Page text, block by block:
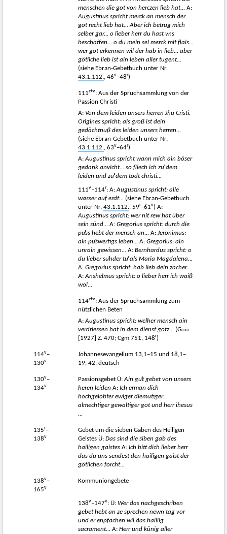
menschen die got von herczen lieb hat... A:
Augustinus spricht merck an mensch der
got recht lieb hat... Aber ich betrug mich
selber gar... o lieber herr du hast vns
beschaffen... o du mein sel merck mit flais...
wer got erkennen wil der hab in lieb... aber
götliche lieb ist ain leben aller tugent...
(siehe Ebran-Gebetbuch unter Nr.
43.1.112., 46v−48r)
111r+v: Aus der Spruchsammlung von der
Passion Christi
A: Von dem leiden unsers herren Jhu Cristi.
Origines spricht: als groß ist dein
gedächtnuß des leiden unsers herren...
(siehe Ebran-Gebetbuch unter Nr.
43.1.112., 63v−64r)
A:Augustinus spricht wann mich ain böser
gedank anvicht... so fliech ich zuͦ dem
leiden und zuͦ dem todt christi...
111v–114r: A:Augustinus spricht: alle
wasser auf erdt... (siehe Ebran-Gebetbuch
unter Nr. 43.1.112., 59r−61v) A:
Augustinus spricht: wer nit rew hat über
sein sünd... A: Gregorius spricht: durch die
puͦss hebt der mensch an... A: Jeronimus:
ain puͦswertigs leben... A: Gregorius: ain
unrain gewissen... A: Bernhardus spricht: o
du lieber suͦnder tuͦ als Maria Magdalena...
A: Gregorius spricht: hab lieb dein zächer...
A:Anshelmus spricht: o lieber herr ich waiß
wol...
114r+v: Aus der Spruchsammlung zum
nützlichen Beten
A:Augustinus spricht: welher mensch ain
verdriessen hat in dem dienst gotz... (Gehr
[1927] Z. 470; Cgm 751, 148r)
114v–
130v
Johannesevangelium 13,1–15 und 18,1–
19, 42, deutsch
130v–
134v
Passionsgebet Ü:Ain guͦt gebet von unsers
heren leiden A: Ich erman dich
hochgelobter ewiger diemütiger
almechtiger gewaltiger got und herr ihesus
...
135r–
138v
Gebet um die sieben Gaben des Heiligen
Geistes Ü: Das sind die siben gab des
hailigen gaistes A: Ich bitt dich lieber herr
das du uns sendest den hailigen gaist der
götlichen forcht...
138v–
165v
Kommuniongebete
138v–147v: Ü: Wer das nachgeschriben
gebet hebt an ze sprechen newn tag vor
und er enpfachen wil das haillig
sacrament... A: Herr und künig aller